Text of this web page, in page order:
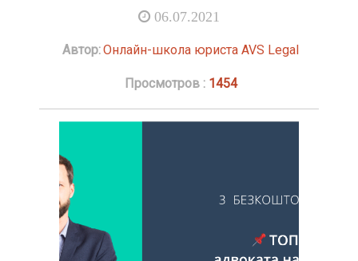
06.07.2021
Автор:Онлайн-школа юриста AVS Legal
Просмотров : 1454